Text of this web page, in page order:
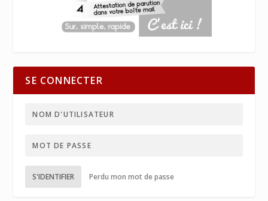
SE CONNECTER
S'IDENTIFIER Perdu mon mot de passe